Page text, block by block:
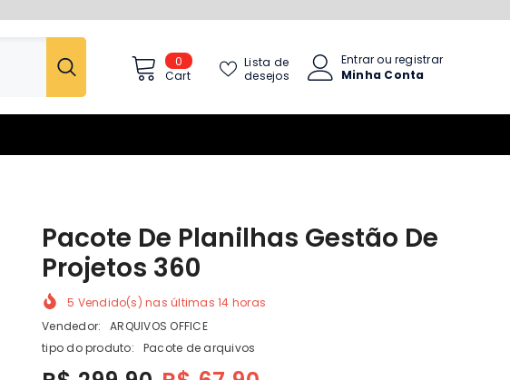
0
itens
Cart
Lista de
desejos
Entrar ou registrar
Minha Conta
Pacote De Planilhas Gestão De
Projetos 360
5 Vendido(s) nas últimas14 horas
Vendedor:
ARQUIVOS OFFICE
tipo do produto:
Pacote de arquivos